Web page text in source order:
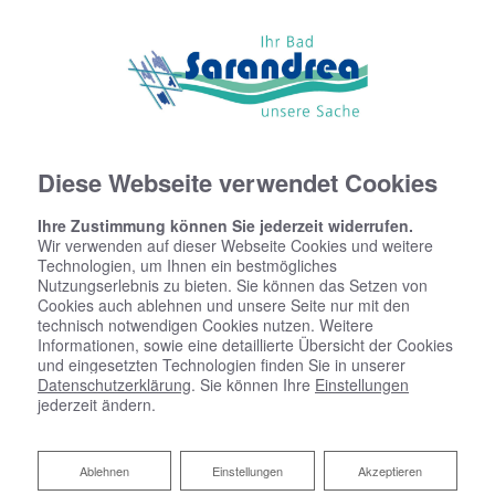
Diese Webseite verwendet Cookies
Ihre Zustimmung können Sie jederzeit widerrufen.
Wir verwenden auf dieser Webseite Cookies und weitere
Technologien, um Ihnen ein bestmögliches
Nutzungserlebnis zu bieten. Sie können das Setzen von
Cookies auch ablehnen und unsere Seite nur mit den
technisch notwendigen Cookies nutzen. Weitere
Informationen, sowie eine detaillierte Übersicht der Cookies
und eingesetzten Technologien finden Sie in unserer
Datenschutzerklärung. Sie können Ihre Einstellungen
jederzeit ändern.
Akzeptieren
Einstellungen
Ablehnen
Ablehnen